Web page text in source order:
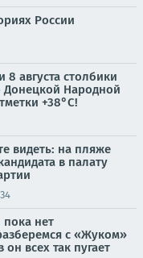
России
8 августа столбики
Донецкой Народной
+38°C!
видеть: на пляже
в палату
нет
с «Жуком»
всех так пугает